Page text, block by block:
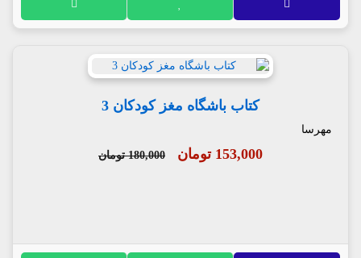
کتاب باشگاه مغز کودکان 3
مهرسا
153,000 تومان 180,000 تومان